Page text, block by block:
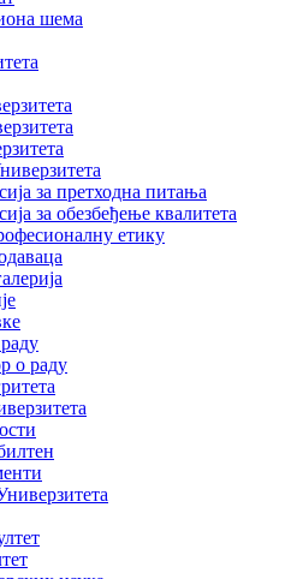
шема
за претходна питања
за обезбеђење квалитета
етику
о раду